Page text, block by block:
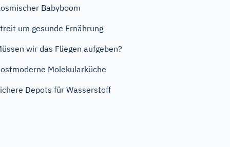
Babyboom
um gesunde Ernährung
wir das Fliegen aufgeben?
Molekularküche
Depots für Wasserstoff